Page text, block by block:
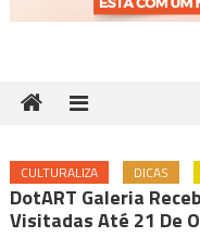
CULTURALIZA DICAS
DotART Galeria
Visitadas Até 21 De